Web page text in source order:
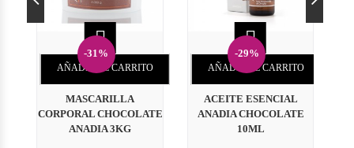
-31%

AÑADIR AL CARRITO
MASCARILLA
CORPORAL CHOCOLATE
ANADIA 3KG
-29%

AÑADIR AL CARRITO
ACEITE ESENCIAL
ANADIA CHOCOLATE
10ML